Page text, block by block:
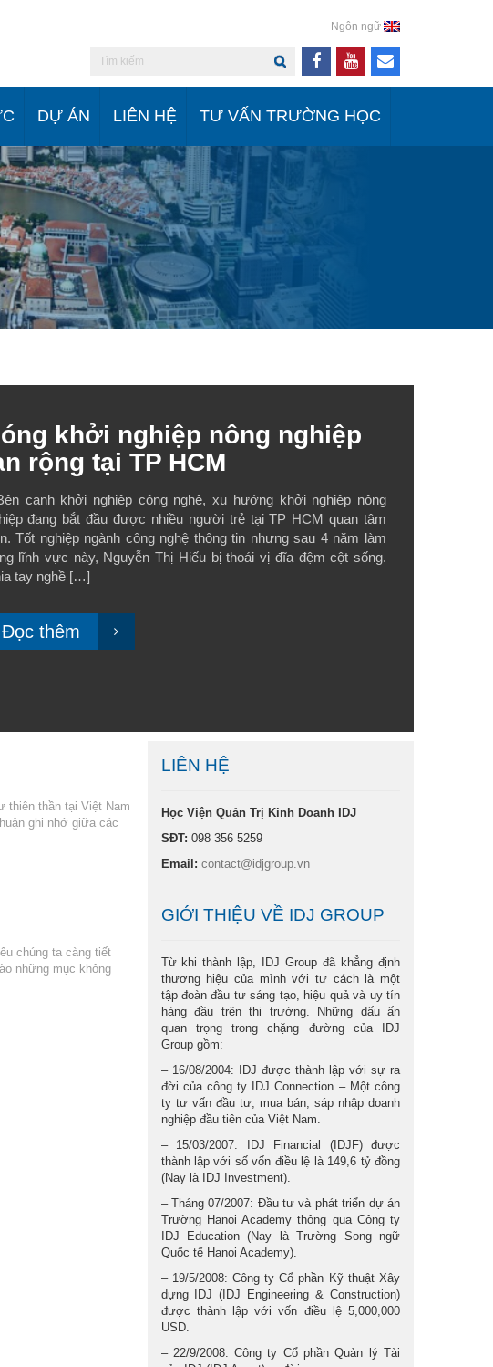
Ngôn ngữ
DỰ ÁN LIÊN HỆ TƯ VẤN TRƯỜNG HỌC
khởi nghiệp nông nghiệp
rộng tại TP HCM
cạnh khởi nghiệp công nghệ, xu hướng khởi nghiệp nông
đang bắt đầu được nhiều người trẻ tại TP HCM quan tâm
Tốt nghiệp ngành công nghệ thông tin nhưng sau 4 năm làm
lĩnh vực này, Nguyễn Thị Hiếu bị thoái vị đĩa đệm cột sống.
tay nghề […]
Đọc thêm
thiên thần tại Việt Nam
ghi nhớ giữa các
chúng ta càng tiết
những mục không
LIÊN HỆ
Học Viện Quản Trị Kinh Doanh IDJ
SĐT: 098 356 5259
Email: contact@idjgroup.vn
GIỚI THIỆU VỀ IDJ GROUP
Từ khi thành lập, IDJ Group đã khẳng định
thương hiệu của mình với tư cách là một
tập đoàn đầu tư sáng tạo, hiệu quả và uy tín
hàng đầu trên thị trường. Những dấu ấn
quan trọng trong chặng đường của IDJ
Group gồm:
– 16/08/2004: IDJ được thành lập với sự ra
đời của công ty IDJ Connection – Một công
ty tư vấn đầu tư, mua bán, sáp nhập doanh
nghiệp đầu tiên của Việt Nam.
– 15/03/2007: IDJ Financial (IDJF) được
thành lập với số vốn điều lệ là 149,6 tỷ đồng
(Nay là IDJ Investment).
– Tháng 07/2007: Đầu tư và phát triển dự án
Trường Hanoi Academy thông qua Công ty
IDJ Education (Nay là Trường Song ngữ
Quốc tế Hanoi Academy).
– 19/5/2008: Công ty Cổ phần Kỹ thuật Xây
dựng IDJ (IDJ Engineering & Construction)
được thành lập với vốn điều lệ 5,000,000
USD.
– 22/9/2008: Công ty Cổ phần Quản lý Tài